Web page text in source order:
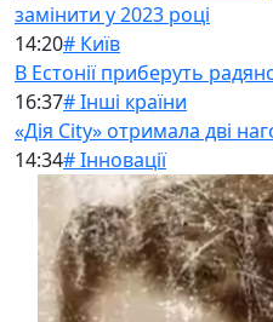
замінити у 2023 році
14:20# Київ
В Естонії приберуть
16:37# Інші країни
«Дія City» отримала дві
14:34# Інновації